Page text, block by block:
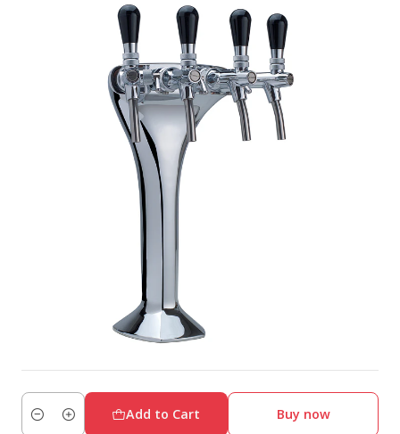
Quantity
Add to Cart Buy now